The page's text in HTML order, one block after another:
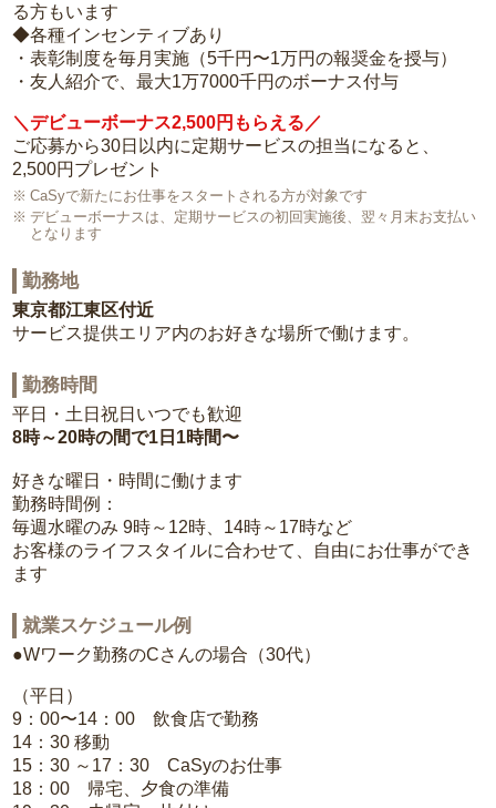
る方もいます
◆各種インセンティブあり
・表彰制度を毎月実施（5千円〜1万円の報奨金を授与）
・友人紹介で、最大1万7000千円のボーナス付与
＼デビューボーナス2,500円もらえる／
ご応募から30日以内に定期サービスの担当になると、
2,500円プレゼント
CaSyで新たにお仕事をスタートされる方が対象です
デビューボーナスは、定期サービスの初回実施後、翌々月末お支払い
となります
勤務地
東京都江東区付近
サービス提供エリア内のお好きな場所で働けます。
勤務時間
平日・土日祝日いつでも歓迎
8時～20時の間で1日1時間〜
好きな曜日・時間に働けます
勤務時間例：
毎週水曜のみ 9時～12時、14時～17時など
お客様のライフスタイルに合わせて、自由にお仕事ができ
ます
就業スケジュール例
●Wワーク勤務のCさんの場合（30代）
（平日）
9：00〜14：00 飲食店で勤務
14：30 移動
15：30 ～17：30 CaSyのお仕事
18：00 帰宅、夕食の準備